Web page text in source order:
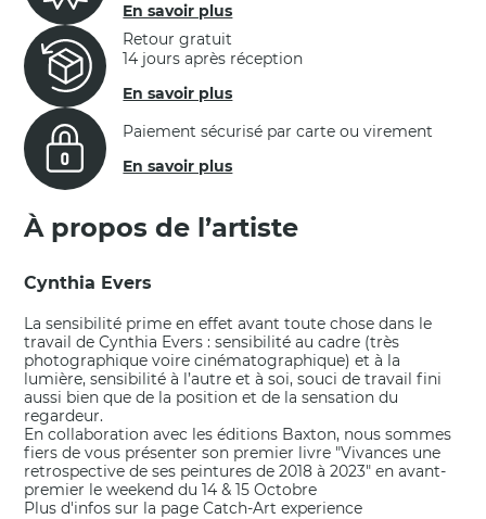
En savoir plus
Retour gratuit
14 jours après réception
En savoir plus
Paiement sécurisé par carte ou virement
En savoir plus
À propos de l’artiste
Cynthia Evers
La sensibilité prime en effet avant toute chose dans le
travail de Cynthia Evers : sensibilité au cadre (très
photographique voire cinématographique) et à la
lumière, sensibilité à l’autre et à soi, souci de travail fini
aussi bien que de la position et de la sensation du
regardeur.
En collaboration avec les éditions Baxton, nous sommes
fiers de vous présenter son premier livre "Vivances une
retrospective de ses peintures de 2018 à 2023" en avant-
premier le weekend du 14 & 15 Octobre
Plus d'infos sur la page Catch-Art experience